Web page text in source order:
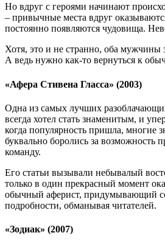
Но вдруг с героями начинают
– привычные места вдруг
постоянно появляются чудовища.
Хотя, это и не странно, оба мужчины
А ведь нужно как-то вернуться к
«Афера Стивена Гласса» (2003)
Одна из самых лучших
всегда хотел стать знаменитым, и
когда популярность пришла, многие
буквально боролись за возможность
команду.
Его статьи вызывали небывалый
только в один прекрасный момент
обычный аферист, придумывающий
подробности, обманывая читателей.
«Зодиак» (2007)